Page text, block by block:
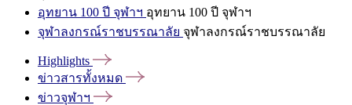
อุทยาน 100 ปี จุฬาฯ อุทยาน 100 ปี จุฬาฯ
จุฬาลงกรณ์ราชบรรณาลัย จุฬาลงกรณ์ราชบรรณาลัย
Highlights
ข่าวสารทั้งหมด
ข่าวจุฬาฯ